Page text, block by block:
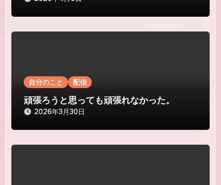
自分のこと 配信
頑張ろうと思っても頑張れなかった。
2026年3月30日